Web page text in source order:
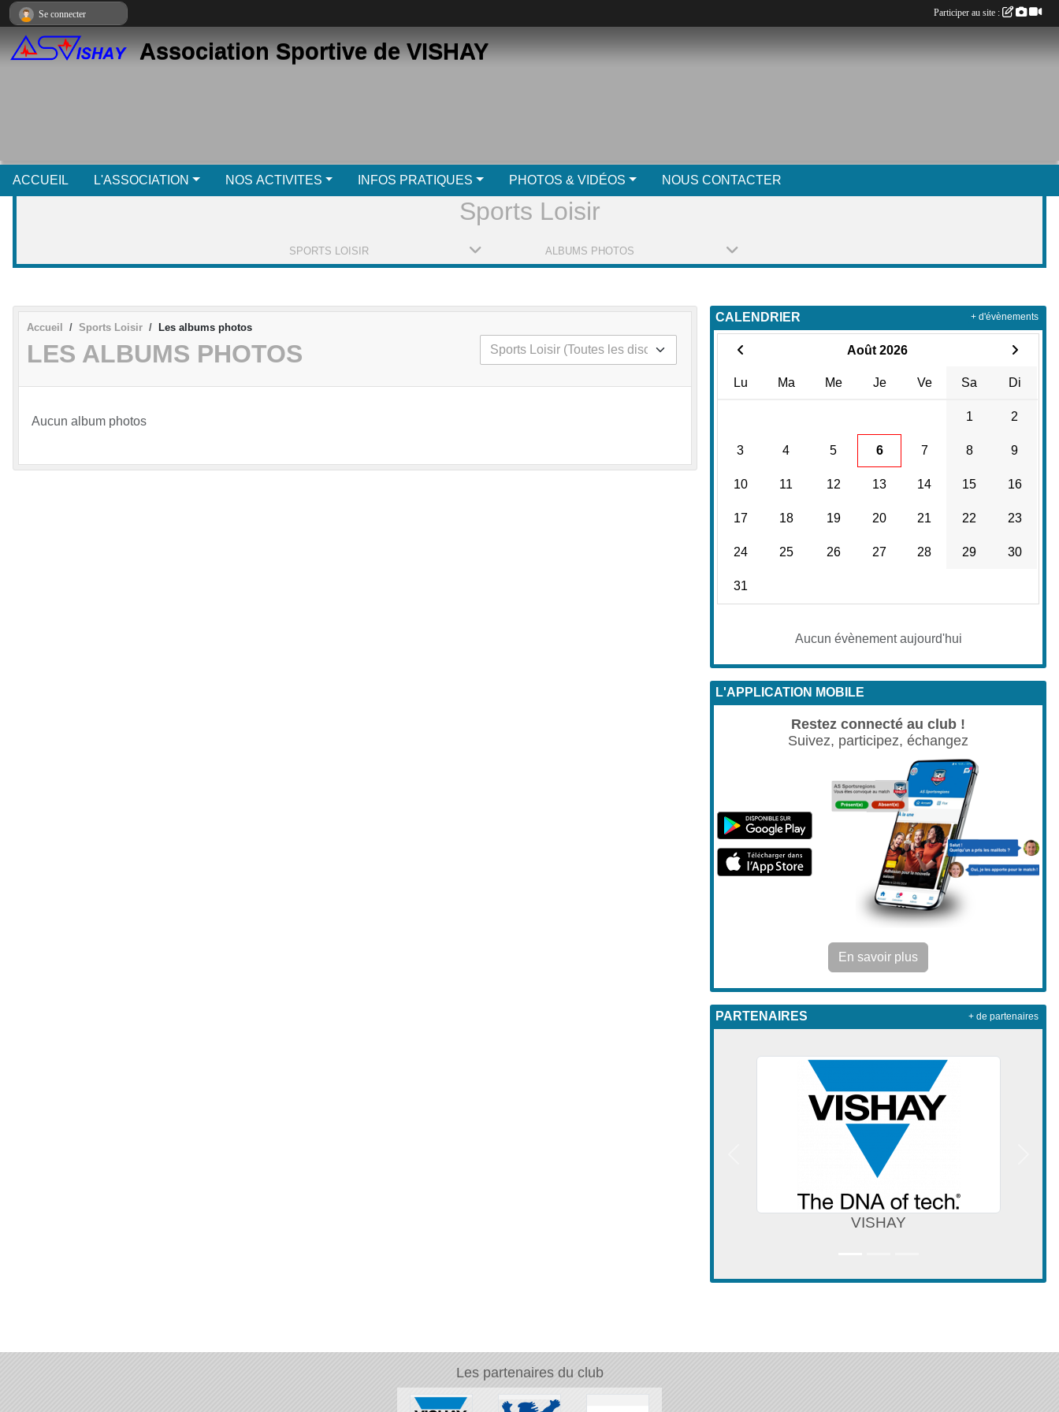
Association Sportive de VISHAY
ACCUEIL L'ASSOCIATION NOS ACTIVITES INFOS PRATIQUES PHOTOS & VIDÉOS NOUS CONTACTER
Sports Loisir
SPORTS LOISIR ALBUMS PHOTOS
Accueil Sports Loisir Les albums photos
LES ALBUMS PHOTOS
Aucun album photos
CALENDRIER
Août 2026
Lu Ma Me Je Ve Sa Di
1 2
3 4 5 6 7 8 9
10 11 12 13 14 15 16
17 18 19 20 21 22 23
24 25 26 27 28 29 30
31
Aucun évènement aujourd'hui
+ d'évènements
L'APPLICATION MOBILE
Restez connecté au club !
Suivez, participez, échangez
En savoir plus
PARTENAIRES
VISHAY
+ de partenaires
Les partenaires du club
Se connecter Participer au site :
Panneau de gestion des cookies